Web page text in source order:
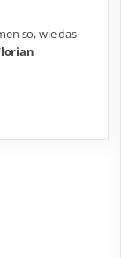
so, wie das